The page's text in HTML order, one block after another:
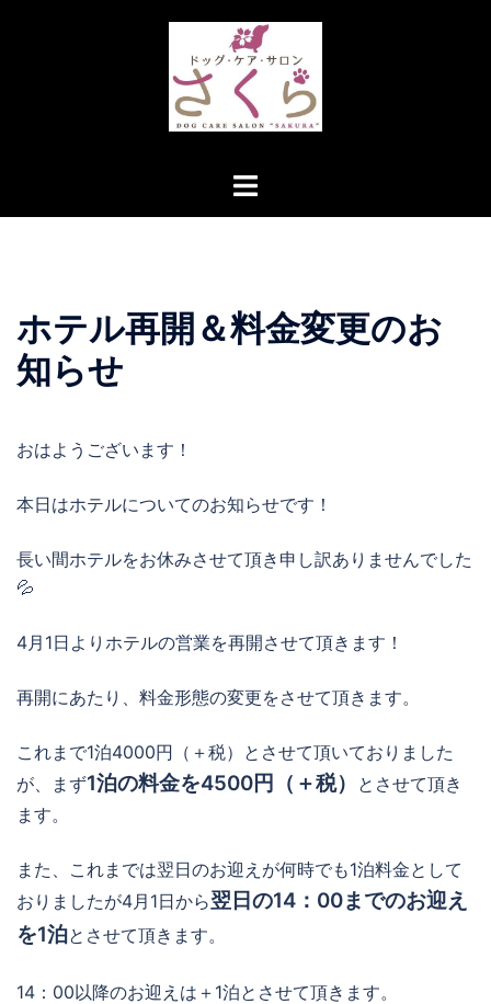
キ
ト
ュ
ー
ホテル再開＆料金変更のお
知らせ
おはようございます！
本日はホテルについてのお知らせです！
長い間ホテルをお休みさせて頂き申し訳ありませんでした
💦
4月1日よりホテルの営業を再開させて頂きます！
再開にあたり、料金形態の変更をさせて頂きます。
これまで1泊4000円（＋税）とさせて頂いておりました
が、まず1泊の料金を4500円（＋税）
とさせて頂き
ます。
また、これまでは翌日のお迎えが何時でも1泊料金として
おりましたが4月1日から翌日の14：00までのお迎え
を1泊とさせて頂きます。
14：00以降のお迎えは＋1泊とさせて頂きます。